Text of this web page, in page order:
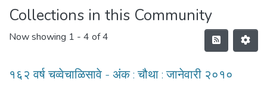
Collections in this Community
Now showing 1 - 4 of 4
१६२ वर्ष चव्वेचाळिसावे - अंक : चौथा : जानेवारी २०१०